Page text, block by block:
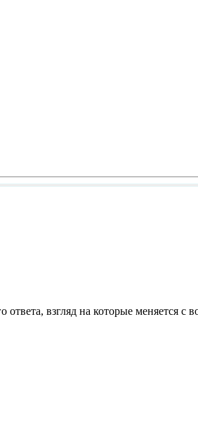
взгляд на которые меняется с